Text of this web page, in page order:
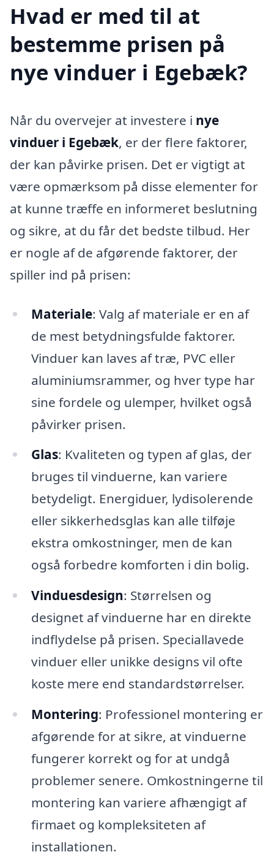
Hvad er med til at
bestemme prisen på
nye vinduer i Egebæk?
Når du overvejer at investere i nye
vinduer i Egebæk, er der flere faktorer,
der kan påvirke prisen. Det er vigtigt at
være opmærksom på disse elementer for
at kunne træffe en informeret beslutning
og sikre, at du får det bedste tilbud. Her
er nogle af de afgørende faktorer, der
spiller ind på prisen:
Materiale: Valg af materiale er en af
de mest betydningsfulde faktorer.
Vinduer kan laves af træ, PVC eller
aluminiumsrammer, og hver type har
sine fordele og ulemper, hvilket også
påvirker prisen.
Glas: Kvaliteten og typen af glas, der
bruges til vinduerne, kan variere
betydeligt. Energiduer, lydisolerende
eller sikkerhedsglas kan alle tilføje
ekstra omkostninger, men de kan
også forbedre komforten i din bolig.
Vinduesdesign: Størrelsen og
designet af vinduerne har en direkte
indflydelse på prisen. Speciallavede
vinduer eller unikke designs vil ofte
koste mere end standardstørrelser.
Montering: Professionel montering er
afgørende for at sikre, at vinduerne
fungerer korrekt og for at undgå
problemer senere. Omkostningerne til
montering kan variere afhængigt af
firmaet og kompleksiteten af
installationen.